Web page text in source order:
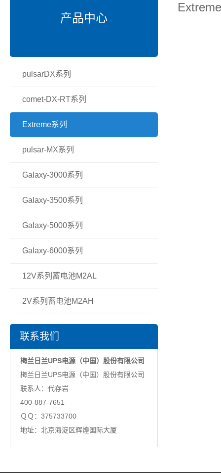
产品中心
pulsarDX系列
comet-DX-RT系列
Extreme系列
pulsar-MX系列
Galaxy-3000系列
Galaxy-3500系列
Galaxy-5000系列
Galaxy-6000系列
12V系列蓄电池M2AL
2V系列蓄电池M2AH
联系我们
梅兰日兰UPS电源（中国）股份有限公司
梅兰日兰UPS电源（中国）股份有限公司
联系人：代存岩
400-887-7651
ＱＱ：375733700
地址：北京海淀区辉煌国际大厦